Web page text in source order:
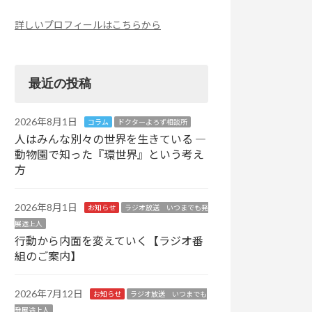
詳しいプロフィールはこちらから
最近の投稿
2026年8月1日 コラム ドクターよろず相談所
人はみんな別々の世界を生きている ―
動物園で知った『環世界』という考え
方
2026年8月1日 お知らせ
ラジオ放送 いつまでも発
展途上人
行動から内面を変えていく【ラジオ番
組のご案内】
2026年7月12日 お知らせ
ラジオ放送 いつまでも
発展途上人